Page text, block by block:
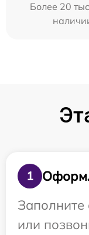
Более 20
1
или